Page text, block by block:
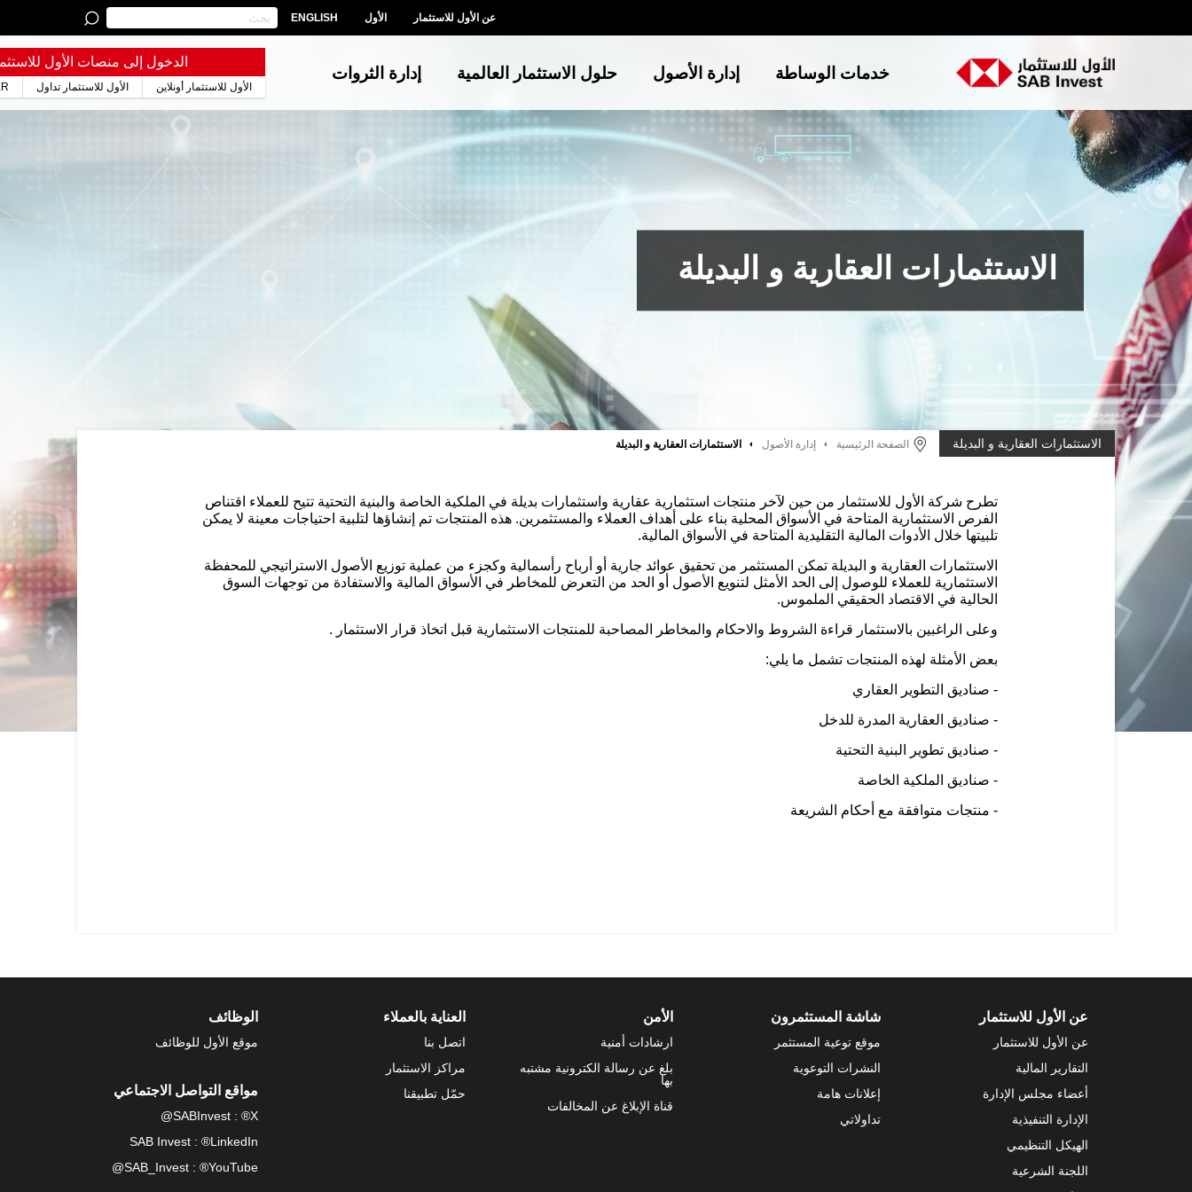
عن الأول للاستثمار الأول ENGLISH
خدمات الوساطة إدارة الأصول حلول الاستثمار العالمية إدارة الثروات
الدخول إلى منصات الأول
الأول للاستثمار أونلاين الأول للاستثمار تداول
الاستثمارات العقارية و البديلة
الاستثمارات العقارية و البديلة الصفحة الرئيسية إدارة الأصول الاستثمارات العقارية و البديلة
تطرح شركة الأول للاستثمار من حين لآخر منتجات استثمارية عقارية واستثمارات بديلة في الملكية الخاصة والبنية التحتية تتيح للعملاء اقتناص
الفرص الاستثمارية المتاحة في الأسواق المحلية بناء على أهداف العملاء والمستثمرين. هذه المنتجات تم إنشاؤها لتلبية احتياجات معينة لا يمكن
تلبيتها خلال الأدوات المالية التقليدية المتاحة في الأسواق المالية.
الاستثمارات العقارية و البديلة تمكن المستثمر من تحقيق عوائد جارية أو أرباح رأسمالية وكجزء من عملية توزيع الأصول الاستراتيجي للمحفظة
الاستثمارية للعملاء للوصول إلى الحد الأمثل لتنويع الأصول أو الحد من التعرض للمخاطر في الأسواق المالية والاستفادة من توجهات السوق
الحالية في الاقتصاد الحقيقي الملموس.
وعلى الراغبين بالاستثمار قراءة الشروط والاحكام والمخاطر المصاحبة للمنتجات الاستثمارية قبل اتخاذ قرار الاستثمار .
بعض الأمثلة لهذه المنتجات تشمل ما يلي:
- صناديق التطوير العقاري
- صناديق العقارية المدرة للدخل
- صناديق تطوير البنية التحتية
- صناديق الملكية الخاصة
- منتجات متوافقة مع أحكام الشريعة
عن الأول للاستثمار
عن الأول للاستثمار
التقارير المالية
أعضاء مجلس الإدارة
الإدارة التنفيذية
الهيكل التنظيمي
اللجنة الشرعية
شاشة المستثمرون
موقع توعية المستثمر
النشرات التوعوية
إعلانات هامة
تداولاتي
الأمن
ارشادات أمنية
بلغ عن رسالة الكترونية مشتبه
بها
قناة الإبلاغ عن المخالفات
العناية بالعملاء
اتصل بنا
مراكز الاستثمار
حمّل تطبيقنا
الوظائف
موقع الأول للوظائف
مواقع التواصل الاجتماعي
SABInvest : ®X@
SAB Invest : ®LinkedIn
SAB_Invest : ®YouTube@